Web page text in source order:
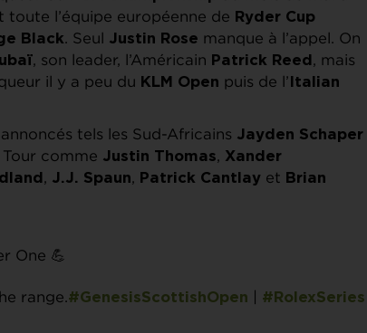
toute l’équipe européenne de Ryder Cup
Black. Seul Justin Rose manque à l’appel. On
, son leader, l’Américain Patrick Reed , mais
il y a peu du KLM Open puis de l’ Italian
tels les Sud-Africains Jayden Schaper
comme Justin Thomas, Xander
, J.J. Spaun, Patrick Cantlay et Brian
One 💪
range.#GenesisScottishOpen
#RolexSeries